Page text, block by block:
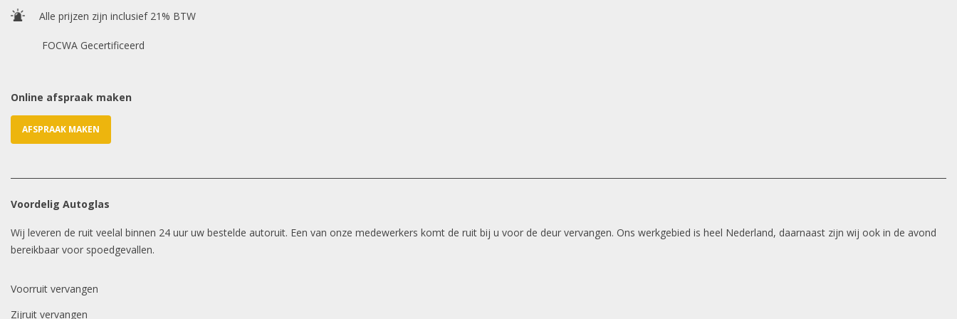
Alle prijzen zijn inclusief 21% BTW
FOCWA Gecertificeerd
Online afspraak maken
AFSPRAAK MAKEN
Voordelig Autoglas
Wij leveren de ruit veelal binnen 24 uur uw bestelde autoruit. Een van onze medewerkers komt de ruit bij u voor de deur vervangen. Ons werkgebied is heel Nederland, daarnaast zijn wij ook in de avond
bereikbaar voor spoedgevallen.
Voorruit vervangen
Zijruit vervangen